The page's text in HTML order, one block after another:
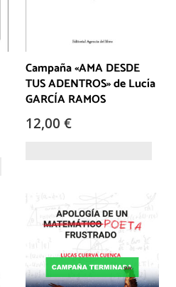
Campaña «AMA DESDE
TUS ADENTROS» de Lucía
GARCÍA RAMOS
12,00 €